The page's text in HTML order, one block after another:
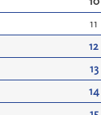
11
12
13
14